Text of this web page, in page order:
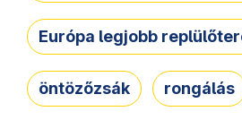
Európa legjobb
öntözőzsák rongálás